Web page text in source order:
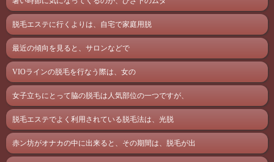
脱毛エステに行くよりは、自宅で家庭用脱
最近の傾向を見ると、サロンなどで
VIOラインの脱毛を行なう際は、女の
女子立ちにとって脇の脱毛は人気部位の一つですが、
脱毛エステでよく利用されている脱毛法は、光脱
赤ン坊がオナカの中に出来ると、その期間は、脱毛が出